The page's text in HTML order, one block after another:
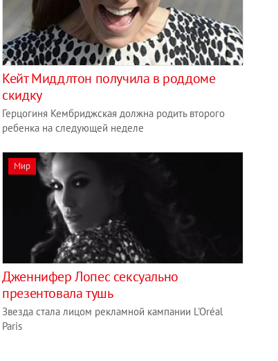
Кейт Миддлтон получила в роддоме
скидку
Герцогиня Кембриджская должна родить второго
ребенка на следующей неделе
Мир
Дженнифер Лопес сексуально
презентовала тушь
Звезда стала лицом рекламной кампании L'Oréal
Paris